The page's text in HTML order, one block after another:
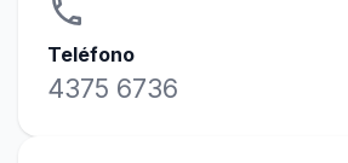
phone
Teléfono
4375 6736